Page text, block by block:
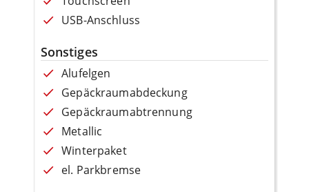
USB-Anschluss
Sonstiges
Alufelgen
Gepäckraumabdeckung
Gepäckraumabtrennung
Metallic
Winterpaket
el. Parkbremse